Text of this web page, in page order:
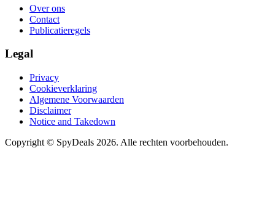
Over ons
Contact
Publicatieregels
Legal
Privacy
Cookieverklaring
Algemene Voorwaarden
Disclaimer
Notice and Takedown
Copyright © SpyDeals 2026. Alle rechten voorbehouden.